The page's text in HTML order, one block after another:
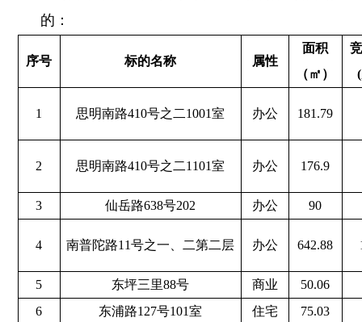
的：
序号 标的名称 属性
面积
（㎡）
1 思明南路410号之二1001室 办公 181.79
2 思明南路410号之二1101室 办公 176.9
3 仙岳路638号202 办公 90
4 南普陀路11号之一、二第二层 办公 642.88
5 东坪三里88号 商业
50.06
6
东浦路127号101室 住宅 75.03